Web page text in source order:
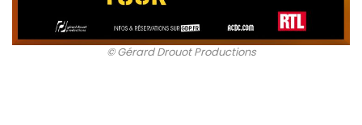
© Gérard Drouot Productions